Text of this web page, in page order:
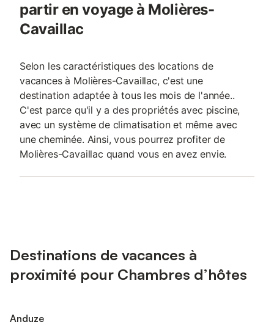
partir en voyage à Molières-
Cavaillac
Selon les caractéristiques des locations de
vacances à Molières-Cavaillac, c'est une
destination adaptée à tous les mois de l'année..
C'est parce qu'il y a des propriétés avec piscine,
avec un système de climatisation et même avec
une cheminée. Ainsi, vous pourrez profiter de
Molières-Cavaillac quand vous en avez envie.
Destinations de vacances à
proximité pour Chambres d’hôtes
Anduze